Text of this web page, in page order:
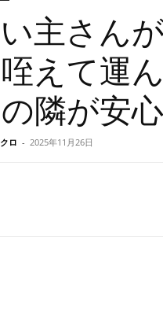
主さん
えて運
隣が安
ロ - 2025年11月26日